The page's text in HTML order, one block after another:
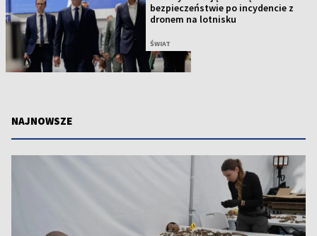
bezpieczeństwie po incydencie z
dronem na lotnisku
ŚWIAT
NAJNOWSZE